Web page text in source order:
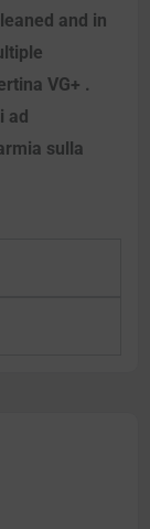
and in
VG+ .
ad
sulla